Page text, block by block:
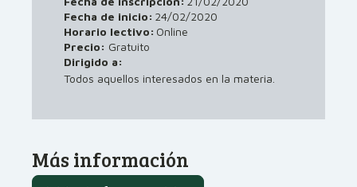
Fecha de inicio: 24/02/2020
Horario lectivo: Online
Precio: Gratuito
Dirigido a:
Todos aquellos interesados en la materia.
Más información